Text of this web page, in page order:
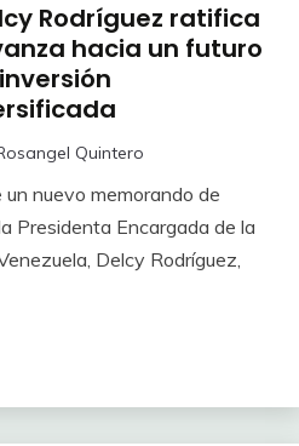
Rodríguez ratifica
hacia un futuro
Quintero
nuevo memorando de
Presidenta Encargada de la
Delcy Rodríguez,